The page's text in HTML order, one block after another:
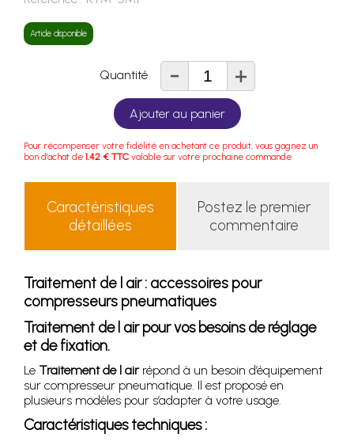
Article disponible
Quantité - +
Ajouter au panier
Pour récompenser votre fidélité en achetant ce produit, vous gagnez un
bon d'achat de 1.42 € TTC valable sur votre prochaine commande.
Caractéristiques
détaillées
Postez le premier
commentaire
Traitement de l air : accessoires pour
compresseurs pneumatiques
Traitement de l air pour vos besoins de réglage
et de fixation.
Le Traitement de l airrépond à un besoin d’équipement
sur compresseur pneumatique. Il est proposé en
plusieurs modèles pour s’adapter à votre usage.
Caractéristiques techniques :